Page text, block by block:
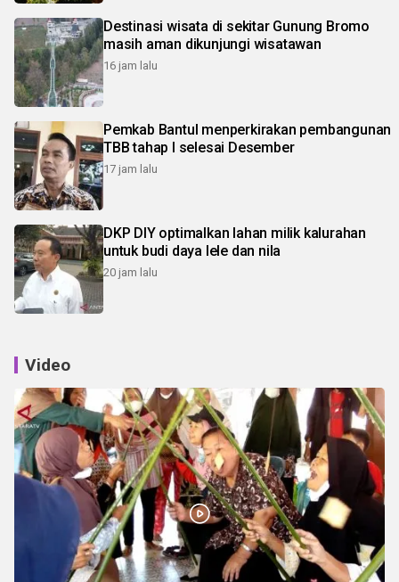
Destinasi wisata di sekitar Gunung Bromo
masih aman dikunjungi wisatawan
16 jam lalu
Pemkab Bantul menperkirakan pembangunan
TBB tahap I selesai Desember
17 jam lalu
DKP DIY optimalkan lahan milik kalurahan
untuk budi daya lele dan nila
20 jam lalu
Video